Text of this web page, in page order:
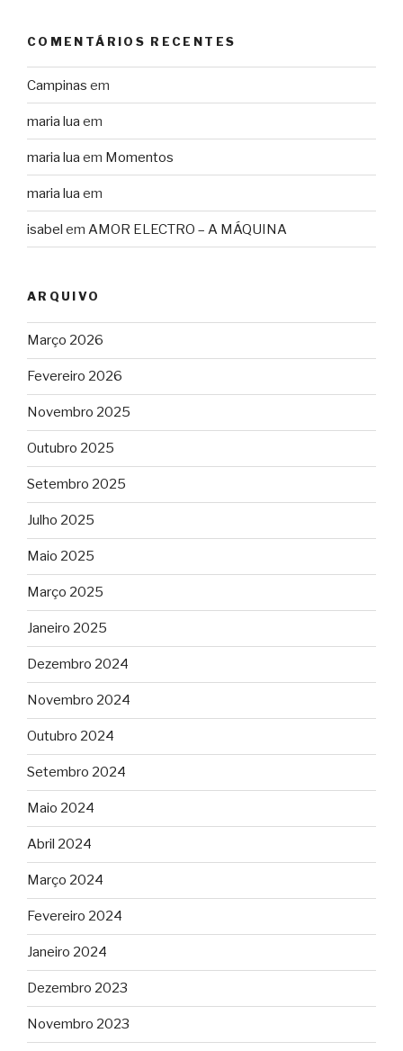
COMENTÁRIOS RECENTES
Campinas em
maria lua em
maria lua em Momentos
maria lua em
isabel em AMOR ELECTRO – A MÁQUINA
ARQUIVO
Março 2026
Fevereiro 2026
Novembro 2025
Outubro 2025
Setembro 2025
Julho 2025
Maio 2025
Março 2025
Janeiro 2025
Dezembro 2024
Novembro 2024
Outubro 2024
Setembro 2024
Maio 2024
Abril 2024
Março 2024
Fevereiro 2024
Janeiro 2024
Dezembro 2023
Novembro 2023